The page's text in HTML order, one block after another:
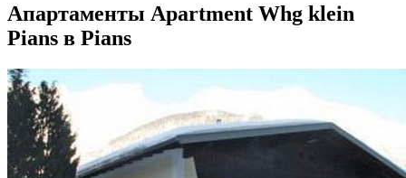
Апартаменты Apartment Whg klein
Pians в Pians